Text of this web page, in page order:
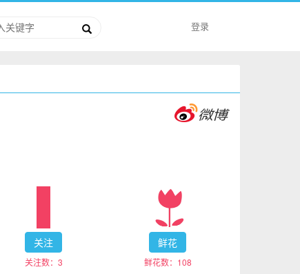
登录
关注
关注数： 3
鲜花
鲜花数： 108